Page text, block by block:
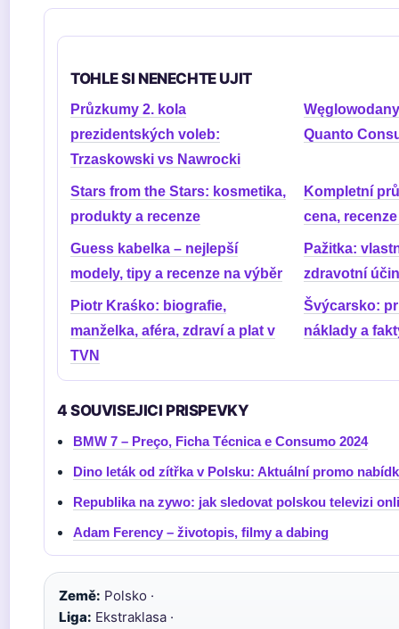
TOHLE SI NENECHTE UJIT
Průzkumy 2. kola
prezidentských voleb:
Trzaskowski vs Nawrocki
Quanto
Stars from the Stars: kosmetika,
produkty a recenze
Kompletní
cena,
Guess kabelka – nejlepší
modely, tipy a recenze na výběr
Pažitka:
zdravotní
Piotr Kraśko: biografie,
manželka, aféra, zdraví a plat v
TVN
Švýcarsko:
náklady a
4 SOUVISEJICI PRISPEVKY
BMW 7 – Preço, Ficha Técnica e Consumo 2024
Dino leták od zítřka v Polsku: Aktuální promo
Republika na zywo: jak sledovat polskou televizi
Adam Ferency – životopis, filmy a dabing
Země: Polsko ·
Liga: Ekstraklasa ·